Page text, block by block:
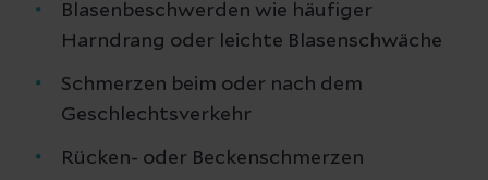
Blasenbeschwerden wie häufiger
Harndrang oder leichte Blasenschwäche
Schmerzen beim oder nach dem
Geschlechtsverkehr
Rücken- oder Beckenschmerzen